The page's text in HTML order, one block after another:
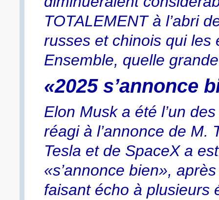
TOTALEMENT à l’abri
russes et chinois qui les
Ensemble, quelle
«2025 s’annonce
Elon Musk a été l’un
réagi à l’annonce de M.
Tesla et de SpaceX a
«s’annonce bien»,
faisant écho à plusieurs